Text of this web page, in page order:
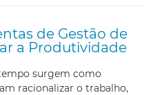
de Gestão de
a Produtividade
surgem como
racionalizar o trabalho,